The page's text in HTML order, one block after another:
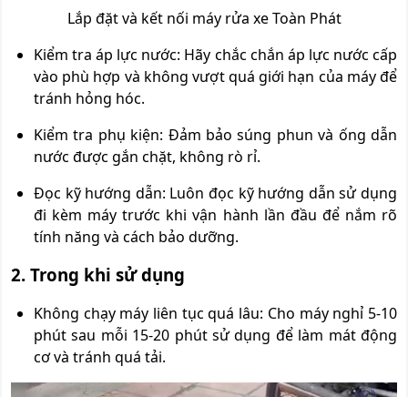
Lắp đặt và kết nối máy rửa xe Toàn Phát
Kiểm tra áp lực nước: Hãy chắc chắn áp lực nước cấp
vào phù hợp và không vượt quá giới hạn của máy để
tránh hỏng hóc.
Kiểm tra phụ kiện: Đảm bảo súng phun và ống dẫn
nước được gắn chặt, không rò rỉ.
Đọc kỹ hướng dẫn: Luôn đọc kỹ hướng dẫn sử dụng
đi kèm máy trước khi vận hành lần đầu để nắm rõ
tính năng và cách bảo dưỡng.
2. Trong khi sử dụng
Không chạy máy liên tục quá lâu: Cho máy nghỉ 5-10
phút sau mỗi 15-20 phút sử dụng để làm mát động
cơ và tránh quá tải.